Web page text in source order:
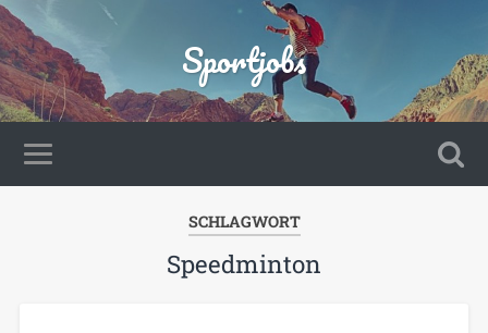
Sportjobs
SCHLAGWORT
Speedminton